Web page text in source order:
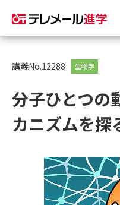
資料請求
大学・短大の資料種類か
総合型選抜・学校推薦型選抜 募
集要項＆願書
講義No.12288 生物学
分子ひとつの
カニズムを探